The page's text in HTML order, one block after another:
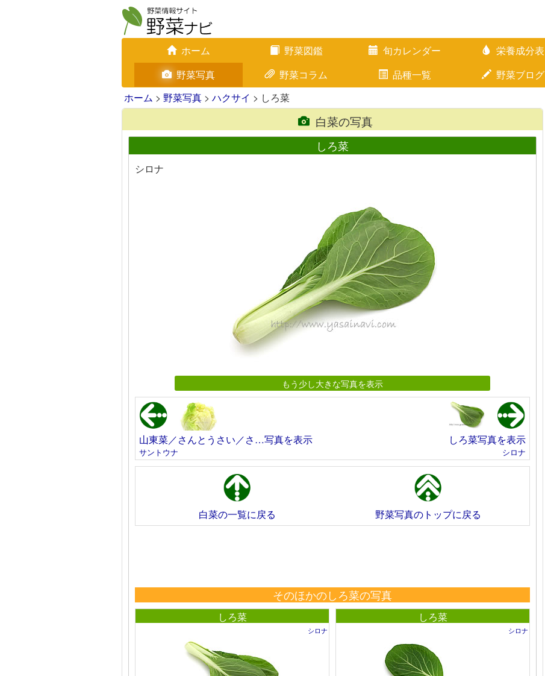
ホーム 野菜図鑑 旬カレンダー 栄養成分表
野菜写真
野菜コラム 品種一覧 野菜ブログ
ホーム > 野菜写真 > ハクサイ > しろ菜
白菜の写真
しろ菜
シロナ
もう少し大きな写真を表示
山東菜／さんとうさい／さ…写真を表示
サントウナ
しろ菜写真を表示
シロナ
白菜の一覧に戻る 野菜写真のトップに戻る
そのほかのしろ菜の写真
しろ菜
シロナ
しろ菜
シロナ